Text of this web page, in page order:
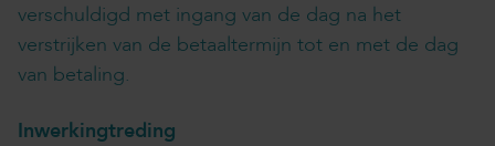
verschuldigd met ingang van de dag na het
verstrijken van de betaaltermijn tot en met de dag
van betaling.
Inwerkingtreding